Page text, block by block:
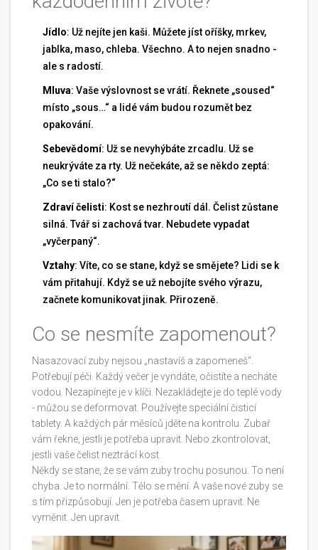
Jídlo: Už nejíte jen kaši. Můžete jíst oříšky, mrkev,
jablka, maso, chleba. Všechno. A to nejen snadno -
ale s radostí.
Mluva: Vaše výslovnost se vrátí. Řeknete „soused“
místo „sous…“ a lidé vám budou rozumět bez
opakování.
Sebevědomí: Už se nevyhýbáte zrcadlu. Už se
neukrýváte za rty. Už nečekáte, až se někdo zeptá:
„Co se ti stalo?“
Zdraví čelisti: Kost se nezhroutí dál. Čelist zůstane
silná. Tvář si zachová tvar. Nebudete vypadat
„vyčerpaný“.
Vztahy: Víte, co se stane, když se smějete? Lidi se k
vám přitahují. Když se už nebojíte svého výrazu,
začnete komunikovat jinak. Přirozeně.
Co se nesmíte zapomenout?
Nasazovací zuby nejsou „nastavíš a zapomeneš“.
Potřebují péči. Každý večer je vyndáte, očistíte a necháte
vodou. Nezapínejte je v klíči. Nezakládejte je do teplé vody
- můžou se deformovat. Používejte speciální čisticí
tablety. A každých pár měsíců jděte na kontrolu. Zubař
vám řekne, jestli je potřeba upravit. Nebo zkontrolovat,
jestli vaše čelist neztrácí kost.
Někdy se stane, že se vám zuby trochu posunou. To není
chyba. Je to normální. Tělo se mění. A vaše nové zuby se
s tím přizpůsobují. Jen je potřeba časem upravit. Ne
vyměnit. Jen upravit.